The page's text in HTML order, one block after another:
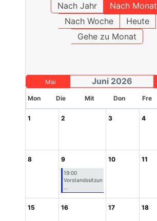
Nach Jahr
Nach Monat
Nach Woche
Heute
Gehe zu Monat
Mai Juni 2026
Mon Die Mit Don Fre
1 2 3 4
8 9
19:00
Vorstandssitzun
10 11
15 16 17 18